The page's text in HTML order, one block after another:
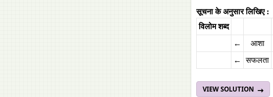
सूचना के अनुसार लिखिए :
विलोम शब्द
←
आशा
←
सफलता
VIEW SOLUTION